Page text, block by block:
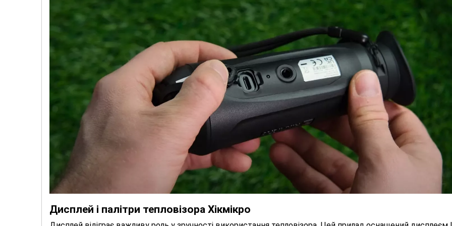
Дисплей і палітри тепловізора Хікмікро